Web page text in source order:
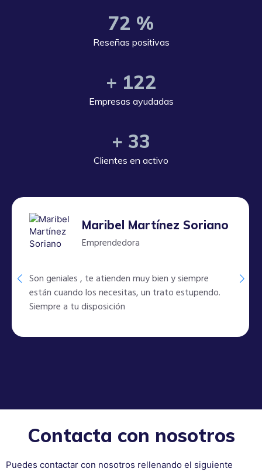
87 %
Reseñas positivas
+ 149
Empresas ayudadas
+ 40
Clientes en activo
Maribel Martínez Soriano
Emprendedora
Son geniales , te atienden muy bien y siempre
están cuando los necesitas, un trato estupendo.
Siempre a tu disposición
Contacta con nosotros
Puedes contactar con nosotros rellenando el siguiente